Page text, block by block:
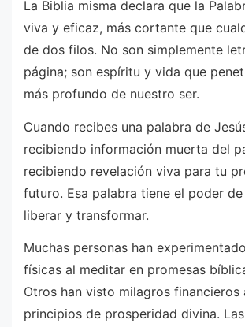
La Biblia misma declara que la
viva y eficaz, más cortante que
de dos filos. No son simplemente
página; son espíritu y vida que
más profundo de nuestro ser.
Cuando recibes una palabra de
recibiendo información muerta del
recibiendo revelación viva para tu
futuro. Esa palabra tiene el poder de
liberar y transformar.
Muchas personas han
físicas al meditar en promesas
Otros han visto milagros financieros
principios de prosperidad divina.